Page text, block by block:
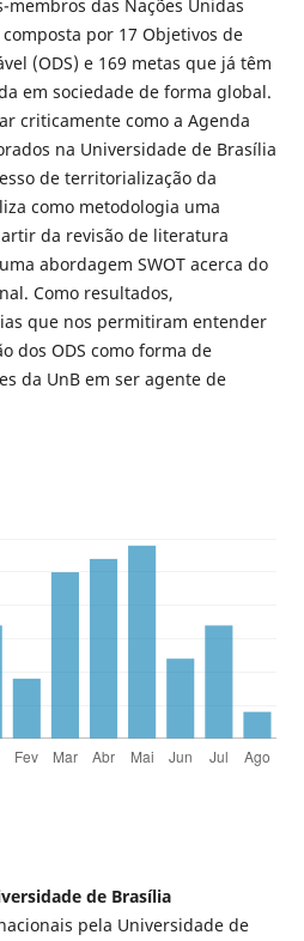
membros das Nações Unidas
por 17 Objetivos de
(ODS) e 169 metas que já têm
em sociedade de forma global.
criticamente como a Agenda
na Universidade de Brasília
de territorialização da
como metodologia uma
da revisão de literatura
abordagem SWOT acerca do
Como resultados,
que nos permitiram entender
dos ODS como forma de
da UnB em ser agente de
de Brasília
pela Universidade de